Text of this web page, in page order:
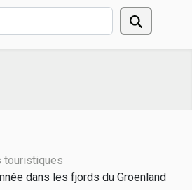
touristiques
dans les fjords du Groenland